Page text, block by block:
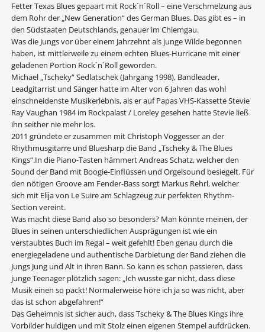
Fetter Texas Blues gepaart mit Rock´n´Roll – eine Verschmelzung aus
dem Rohr der „New Generation“ des German Blues. Das gibt es – in
den Südstaaten Deutschlands, genauer im Chiemgau.
Was die Jungs vor über einem Jahrzehnt als junge Wilde begonnen
haben, ist mittlerweile zu einem echten Blues-Hurricane mit einer
geladenen Portion Rock´n´Roll geworden.
Michael „Tscheky“ Sedlatschek (Jahrgang 1998), Bandleader,
Leadgitarrist und Sänger hatte im Alter von 6 Jahren das wohl
einschneidenste Musikerlebnis, als er auf Papas VHS-Kassette Stevie
Ray Vaughan 1984 im Rockpalast / Loreley gesehen hatte Stevie ließ
ihn seither nie mehr los.
2011 gründete er zusammen mit Christoph Voggesser an der
Rhythmusgitarre und Bluesharp die Band „Tscheky & The Blues
Kings“.In die Piano-Tasten hämmert Andreas Schatz, welcher den
Sound der Band mit Boogie-Einflüssen und Orgelsound besiegelt. Für
den nötigen Groove am Fender-Bass sorgt Markus Rehrl, welcher
sich mit Elĳa von Le Suire am Schlagzeug zur perfekten Rhythm-
Section vereint.
Was macht diese Band also so besonders? Man könnte meinen, der
Blues in seinen unterschiedlichen Ausprägungen ist wie ein
verstaubtes Buch im Regal – weit gefehlt! Eben genau durch die
energiegeladene und authentische Darbietung der Band ziehen die
Jungs Jung und Alt in ihren Bann. So kann es schon passieren, dass
junge Teenager plötzlich sagen: „Ich wusste gar nicht, dass diese
Musik einen so packt! Normalerweise höre ich ja so was nicht, aber
das ist schon abgefahren!“
Das Geheimnis ist sicher auch, dass Tscheky & The Blues Kings ihre
Vorbilder huldigen und mit Stolz einen eigenen Stempel aufdrücken.